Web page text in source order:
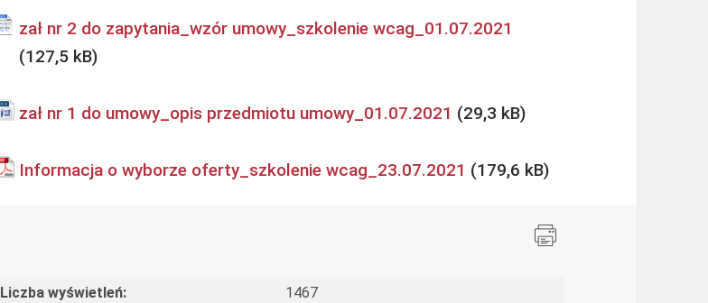
zał nr 2 do zapytania_wzór umowy_szkolenie wcag_01.07.2021
zał nr 1 do umowy_opis przedmiotu umowy_01.07.2021
Informacja o wyborze oferty_szkolenie wcag_23.07.2021
Liczba wyświetleń:
1467